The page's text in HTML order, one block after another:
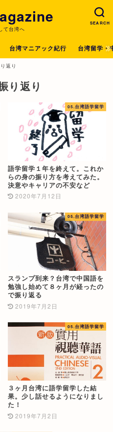
SEARCH
て台湾へ
台湾マニアック紀行 台湾留学・
返り
り返り
05.台湾語学留学
語学留学１年を終えて。これか
らの身の振り方を考えてみた。
決意やキャリアの不安など
2020年7月12日
05.台湾語学留学
スランプ到来？台湾で中国語を
勉強し始めて８ヶ月が経ったの
で振り返る
2019年7月2日
05.台湾語学留学
３ヶ月台湾に語学留学した結
果。少し話せるようになりまし
た！
2019年7月2日